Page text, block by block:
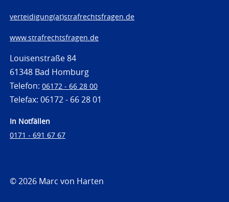
verteidigung(at)strafrechtsfragen.de
www.strafrechtsfragen.de
Louisenstraße 84
61348 Bad Homburg
Telefon: 06172 - 66 28 00
Telefax: 06172 - 66 28 01
In Notfällen
0171 - 691 67 67
© 2026 Marc von Harten